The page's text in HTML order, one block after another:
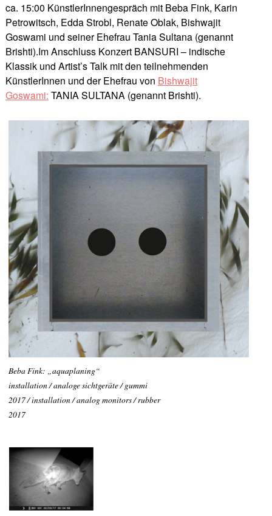
ca. 15:00 KünstlerInnengespräch mit Beba Fink, Karin
Petrowitsch, Edda Strobl, Renate Oblak, Bishwajit
Goswami und seiner Ehefrau Tania Sultana (genannt
Brishti).Im Anschluss Konzert BANSURI – indische
Klassik und Artist’s Talk mit den teilnehmenden
KünstlerInnen und der Ehefrau von Bishwajit
Goswami: TANIA SULTANA (genannt Brishti).
Beba Fink: „aquaplaning“
installation / analoge sichtgeräte / gummi
2017 / installation / analog monitors / rubber
2017